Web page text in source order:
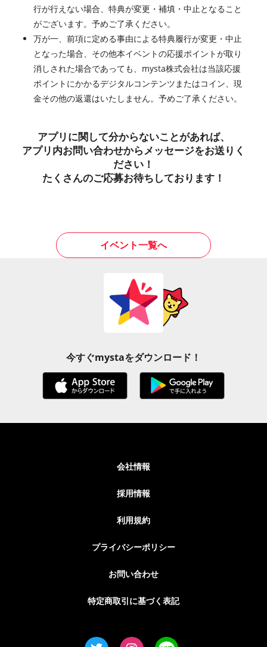
行が行えない場合、特典が変更・補填・中止となること
がございます。予めご了承ください。
万が一、前項に定める事由による特典履行が変更・中止
となった場合、その他本イベントの応援ポイントが取り
消しされた場合であっても、mysta株式会社は当該応援
ポイントにかかるデジタルコンテンツまたはコイン、現
金その他の返還はいたしません。予めご了承ください。
アプリに関して分からないことがあれば、
アプリ内お問い合わせからメッセージをお送りく
ださい！
たくさんのご応募お待ちしております！
イベント一覧へ
今すぐmystaをダウンロード！
会社情報
採用情報
利用規約
プライバシーポリシー
お問い合わせ
特定商取引に基づく表記